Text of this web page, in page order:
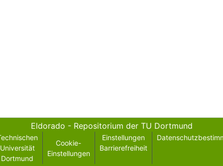
Eldorado - Repositorium der TU Dortmund
Universität
Dortmund
Cookie-
Einstellungen
Einstellungen
Barrierefreiheit